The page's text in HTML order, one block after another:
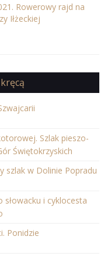
Rowerowy rajd na
Iłżeckiej
Szlak pieszo-
Świętokrzyskich
szlak w Dolinie Popradu
słowacku i cyklocesta
Ponidzie